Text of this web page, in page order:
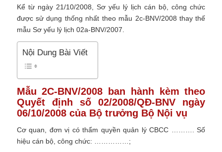
Kể từ ngày 21/10/2008, Sơ yếu lý lịch cán bộ, công chức
được sử dụng thống nhất theo mẫu 2c-BNV/2008 thay thế
mẫu Sơ yếu lý lịch 02a-BNV/2007.
Nội Dung Bài Viết
Mẫu 2C-BNV/2008 ban hành kèm theo
Quyết định số 02/2008/QĐ-BNV ngày
06/10/2008 của Bộ trưởng Bộ Nội vụ
Cơ quan, đơn vị có thẩm quyền quản lý CBCC ………. Số
hiệu cán bộ, công chức: ……………;